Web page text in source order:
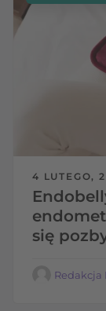
4 LUTEGO,
się
Redakcja